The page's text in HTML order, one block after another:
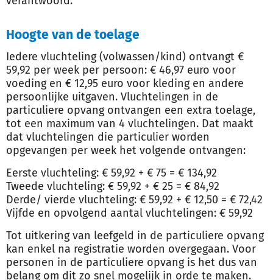
Hoogte van de toelage
Iedere vluchteling (volwassen/kind) ontvangt €
59,92 per week per persoon: € 46,97 euro voor
voeding en € 12,95 euro voor kleding en andere
persoonlijke uitgaven. Vluchtelingen in de
particuliere opvang ontvangen een extra toelage,
tot een maximum van 4 vluchtelingen. Dat maakt
dat vluchtelingen die particulier worden
opgevangen per week het volgende ontvangen:
Eerste vluchteling: € 59,92 + € 75 = € 134,92
Tweede vluchteling: € 59,92 + € 25 = € 84,92
Derde/ vierde vluchteling: € 59,92 + € 12,50 = € 72,42
Vijfde en opvolgend aantal vluchtelingen: € 59,92
Tot uitkering van leefgeld in de particuliere opvang
kan enkel na registratie worden overgegaan. Voor
personen in de particuliere opvang is het dus van
belang om dit zo snel mogelijk in orde te maken.